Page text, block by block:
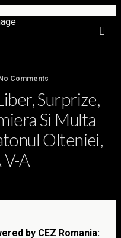
Comments
Surprize,
Si Multa
Olteniei,
V-A
by CEZ Romania: